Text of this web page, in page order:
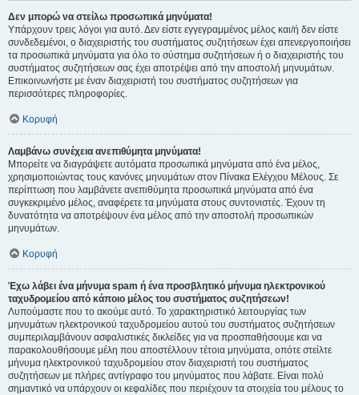
Δεν μπορώ να στείλω προσωπικά μηνύματα!
Υπάρχουν τρεις λόγοι για αυτό. Δεν είστε εγγεγραμμένος μέλος και/ή δεν είστε
συνδεδεμένοι, ο διαχειριστής του συστήματος συζητήσεων έχει απενεργοποιήσει
τα προσωπικά μηνύματα για όλο το σύστημα συζητήσεων ή ο διαχειριστής του
συστήματος συζητήσεων σας έχει αποτρέψει από την αποστολή μηνυμάτων.
Επικοινωνήστε με έναν διαχειριστή του συστήματος συζητήσεων για
περισσότερες πληροφορίες.
Κορυφή
Λαμβάνω συνέχεια ανεπιθύμητα μηνύματα!
Μπορείτε να διαγράψετε αυτόματα προσωπικά μηνύματα από ένα μέλος,
χρησιμοποιώντας τους κανόνες μηνυμάτων στον Πίνακα Ελέγχου Μέλους. Σε
περίπτωση που λαμβάνετε ανεπιθύμητα προσωπικά μηνύματα από ένα
συγκεκριμένο μέλος, αναφέρετε τα μηνύματα στους συντονιστές. Έχουν τη
δυνατότητα να αποτρέψουν ένα μέλος από την αποστολή προσωπικών
μηνυμάτων.
Κορυφή
Έχω λάβει ένα μήνυμα spam ή ένα προσβλητικό μήνυμα ηλεκτρονικού
ταχυδρομείου από κάποιο μέλος του συστήματος συζητήσεων!
Λυπούμαστε που το ακούμε αυτό. Το χαρακτηριστικό λειτουργίας των
μηνυμάτων ηλεκτρονικού ταχυδρομείου αυτού του συστήματος συζητήσεων
συμπεριλαμβάνουν ασφαλιστικές δικλείδες για να προσπαθήσουμε και να
παρακολουθήσουμε μέλη που αποστέλλουν τέτοια μηνύματα, οπότε στείλτε
μήνυμα ηλεκτρονικού ταχυδρομείου στον διαχειριστή του συστήματος
συζητήσεων με πλήρες αντίγραφο του μηνύματος που λάβατε. Είναι πολύ
σημαντικό να υπάρχουν οι κεφαλίδες που περιέχουν τα στοιχεία του μέλους το